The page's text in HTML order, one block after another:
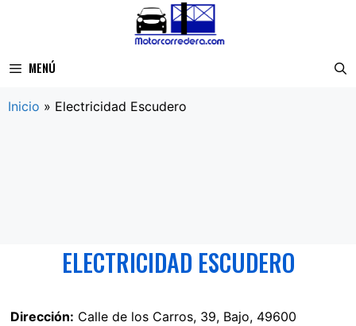
MENÚ
Inicio » Electricidad Escudero
ELECTRICIDAD ESCUDERO
Dirección: Calle de los Carros, 39, Bajo, 49600